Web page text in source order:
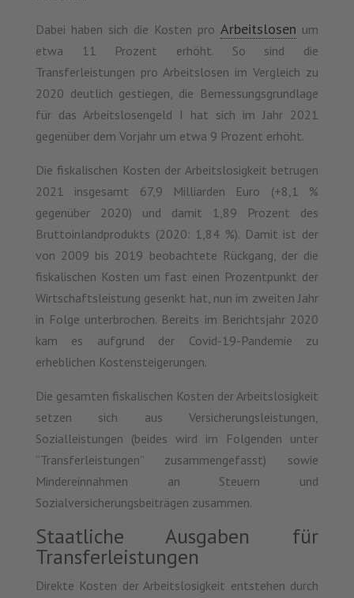
Dabei haben sich die Kosten pro Arbeitslosen um
etwa 11 Prozent erhöht. So sind die
Transferleistungen pro Arbeitslosen im Vergleich zu
2020 deutlich gestiegen, die Bemessungsgrundlage
für das Arbeitslosengeld I hat sich im Jahr 2021
gegenüber dem Vorjahr um etwa 9 Prozent erhöht.
Die fiskalischen Kosten der Arbeitslosigkeit betrugen
2021 insgesamt 67,9 Milliarden Euro (+8,1 %
gegenüber 2020) und damit 1,89 Prozent des
Bruttoinlandprodukts (2020: 1,84 %). Damit ist der
von 2009 bis 2019 beobachtete Rückgang, der die
fiskalischen Kosten um fast einen Prozentpunkt der
Wirtschaftsleistung gesenkt hat, nun im zweiten Jahr
in Folge unterbrochen. Bereits im Berichtsjahr 2020
kam es aufgrund der Covid-19-Pandemie zu
erheblichen Kostensteigerungen.
Die gesamten fiskalischen Kosten der Arbeitslosigkeit
setzen sich aus Versicherungsleistungen,
Sozialleistungen (beides wird im Folgenden unter
“Transferleistungen” zusammengefasst) sowie
Mindereinnahmen an Steuern und
Sozialversicherungsbeiträgen zusammen.
Staatliche Ausgaben für
Transferleistungen
Direkte Kosten der Arbeitslosigkeit entstehen durch